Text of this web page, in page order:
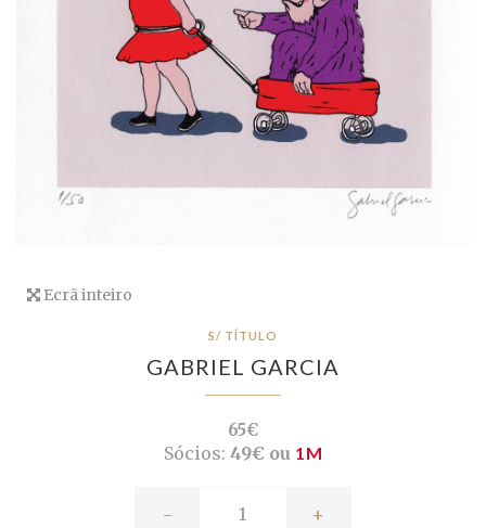
Ecrã inteiro
S/ TÍTULO
GABRIEL GARCIA
65€
Sócios: 49€ ou 1M
- +